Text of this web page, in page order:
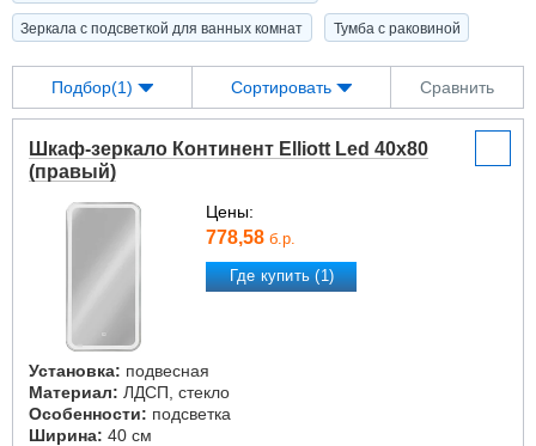
Зеркала с подсветкой для ванных комнат Тумба с раковиной
Подбор(1) Сортировать Сравнить
Шкаф-зеркало Континент Elliott Led 40х80
(правый)
Цены:
778,58 б.р.
Где купить (1)
Установка: подвесная
Материал: ЛДСП, стекло
Особенности: подсветка
Ширина: 40 см